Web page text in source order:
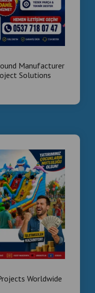
Manufacturer
Solutions
Worldwide